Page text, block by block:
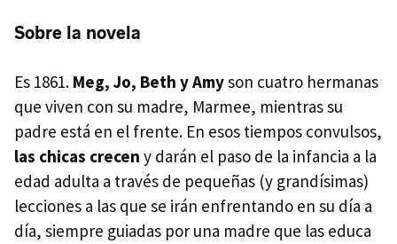
Sobre la novela
Es 1861. Meg, Jo, Beth y Amyson cuatro hermanas
que viven con su madre, Marmee, mientras su
padre está en el frente. En esos tiempos convulsos,
las chicas crecen y darán el paso de la infancia a la
edad adulta a través de pequeñas (y grandísimas)
lecciones a las que se irán enfrentando en su día a
día, siempre guiadas por una madre que las educa